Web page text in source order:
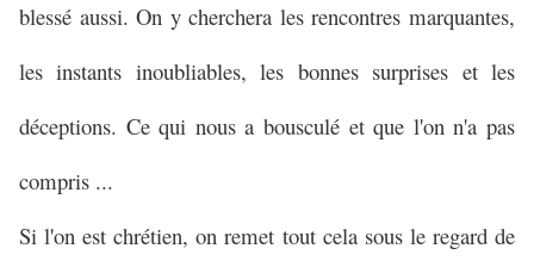
blessé aussi. On y cherchera les rencontres marquantes,
les instants inoubliables, les bonnes surprises et les
déceptions. Ce qui nous a bousculé et que l'on n'a pas
compris ...
Si l'on est chrétien, on remet tout cela sous le regard de